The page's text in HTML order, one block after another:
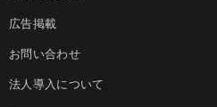
広告掲載
お問い合わせ
法人導入について